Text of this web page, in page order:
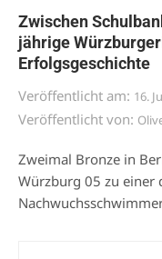
Zwischen
jährige
Erfolgsgeschichte
Veröffentlicht am: 16.
Veröffentlicht von:
Zweimal Bronze in
Würzburg 05 zu einer